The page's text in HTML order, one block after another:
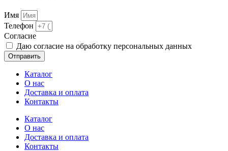
Имя
Телефон
Cогласие
Даю согласие на обработку персональных данных
Отправить
Каталог
О нас
Доставка и оплата
Контакты
Каталог
О нас
Доставка и оплата
Контакты